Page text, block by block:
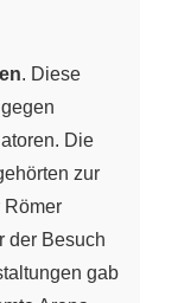
. Diese
Die
zur
Römer
der Besuch
gab